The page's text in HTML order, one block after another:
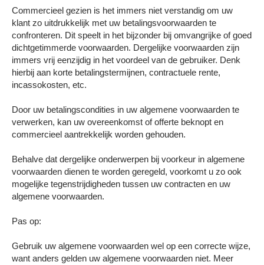
Commercieel gezien is het immers niet verstandig om uw
klant zo uitdrukkelijk met uw betalingsvoorwaarden te
confronteren. Dit speelt in het bijzonder bij omvangrijke of goed
dichtgetimmerde voorwaarden. Dergelijke voorwaarden zijn
immers vrij eenzijdig in het voordeel van de gebruiker. Denk
hierbij aan korte betalingstermijnen, contractuele rente,
incassokosten, etc.
Door uw betalingscondities in uw algemene voorwaarden te
verwerken, kan uw overeenkomst of offerte beknopt en
commercieel aantrekkelijk worden gehouden.
Behalve dat dergelijke onderwerpen bij voorkeur in algemene
voorwaarden dienen te worden geregeld, voorkomt u zo ook
mogelijke tegenstrijdigheden tussen uw contracten en uw
algemene voorwaarden.
Pas op:
Gebruik uw algemene voorwaarden wel op een correcte wijze,
want anders gelden uw algemene voorwaarden niet. Meer